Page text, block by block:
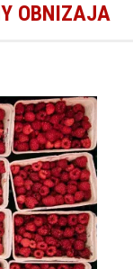
OBNIZAJA